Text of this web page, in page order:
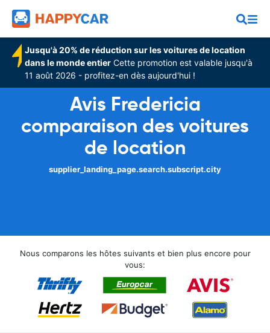
Jusqu'à 20% de réduction sur les voitures de location
dans le monde entier Cette promotion est valable jusqu'à
11 août 2026 - profitez-en dès aujourd'hui !
Avis Fredericia
comparaison des voitures
de location
supplier_landing_page.search.subscript.city
Nous comparons les hôtes suivants et bien plus encore pour
vous: